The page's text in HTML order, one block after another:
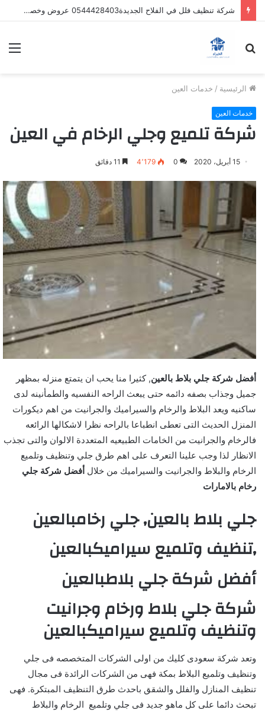
شركة تنظيف فلل في الفلاح الجديدة0544428403 عروض وخصومات
الرئيسية / خدمات العين
خدمات العين
شركة تلميع وجلي الرخام في العين
15 أبريل، 2020 0 4٬179
أفضل شركة جلي بلاط بالعين, كثيرا منا يحب ان يتمتع منزله بمظهر
جميل وجذاب بصفه دائمه حتى يبعث الراحه النفسيه والطمأنينه لدى
ساكنيه ويعد البلاط والرخام والسيراميك والجرانيت من اهم ديكورات
المنزل الحديث التى تعطى انطباعا بالراحه نظرا لاشكالها الرائعه
فالرخام والجرانيت من الخامات الطبيعيه المتعددة الالوان والتى تجذب
الانظار لذا وجب علينا التعرف على اهم طرق جلي وتنظيف وتلميع
الرخام والبلاط والجرانيت والسيراميك من خلال أفضل شركة جلي
رخام بالامارات
جلي بلاط بالعين, جلي رخامبالعين
,تنظيف وتلميع سيراميكبالعين
أفضل شركة جلي بلاطبالعين
شركة جلي بلاط ورخام وجرانيت
وتنظيف وتلميع سيراميكبالعين
وتعد شركة سعودى كليك من اولى الشركات المتخصصه فى جلي
وتنظيف وتلميع البلاط بمكة فهى من الشركات الرائدة فى مجال
تنظيف المنازل والفلل والشقق باحدث طرق التنظيف المبتكرة. فهى
تبحث دائما على كل ماهو جديد فى جلي وتلميع الرخام والبلاط